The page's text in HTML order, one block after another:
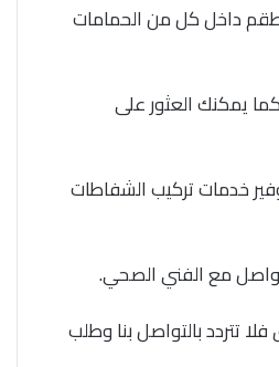
داخل كل من الحمامات
يمكنك العثور على
خدمات تركيب الشفاطات
مع الفني الصحي.
تتردد بالتواصل بنا وطلب